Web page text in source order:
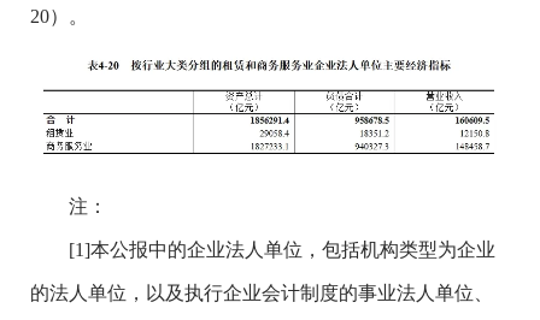
20）。
注：
[1]本公报中的企业法人单位，包括机构类型为企业
的法人单位，以及执行企业会计制度的事业法人单位、